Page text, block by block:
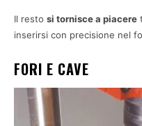
Il resto si tornisce a piacere
inserirsi con precisione nel
FORI E CAVE